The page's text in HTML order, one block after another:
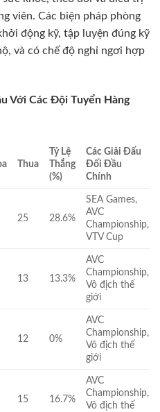
viên. Các biện pháp phòng
động kỹ, tập luyện đúng kỹ
và có chế độ nghỉ ngơi hợp
Với Các Đội Tuyển Hàng
Thua
Tỷ Lệ
Thắng
(%)
Các Giải Đấu
Đối Đầu
Chính
25 28.6%
SEA Games,
AVC
Championship,
VTV Cup
13 13.3%
AVC
Championship,
Vô địch thế
giới
12 0%
AVC
Championship,
Vô địch thế
giới
15 16.7%
AVC
Championship,
Vô địch thế